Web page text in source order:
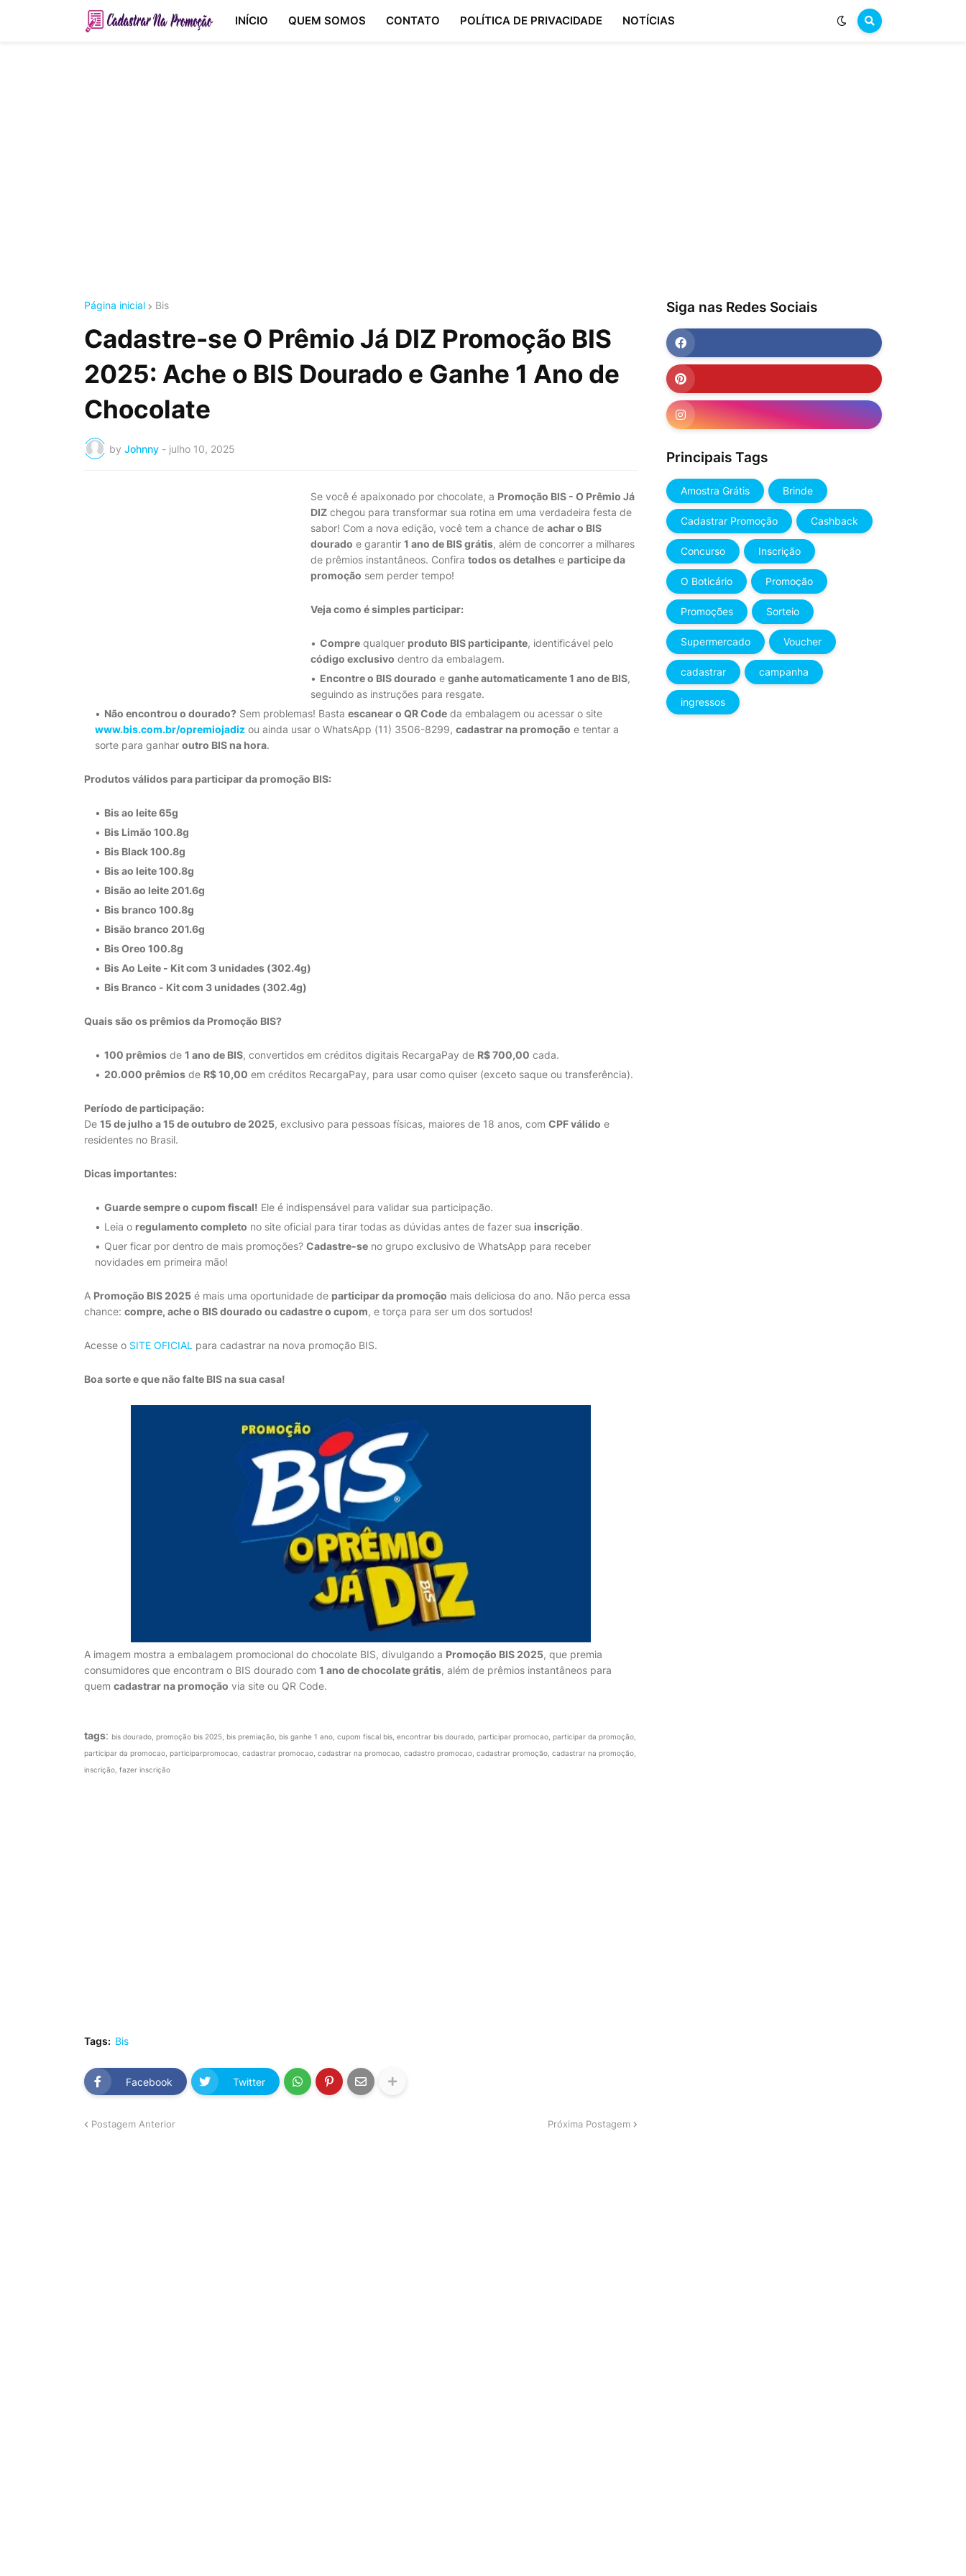
INÍCIO QUEM SOMOS CONTATO POLÍTICA DE PRIVACIDADE NOTÍCIAS
Página inicial Bis
Cadastre-se O Prêmio Já DIZ Promoção BIS
2025: Ache o BIS Dourado e Ganhe 1 Ano de
Chocolate
by Johnny - julho 10, 2025
Se você é apaixonado por chocolate, a Promoção BIS - O Prêmio Já
DIZ chegou para transformar sua rotina em uma verdadeira festa de
sabor! Com a nova edição, você tem a chance de achar o BIS
dourado e garantir 1 ano de BIS grátis, além de concorrer a milhares
de prêmios instantâneos. Confira todos os detalhes e participe da
promoção sem perder tempo!
Veja como é simples participar:
Compre qualquer produto BIS participante, identificável pelo
código exclusivo dentro da embalagem.
Encontre o BIS dourado e ganhe automaticamente 1 ano de BIS,
seguindo as instruções para resgate.
Não encontrou o dourado? Sem problemas! Basta escanear o QR Code da embalagem ou acessar o site
www.bis.com.br/opremiojadiz ou ainda usar o WhatsApp (11) 3506-8299, cadastrar na promoção e tentar a
sorte para ganhar outro BIS na hora.
Produtos válidos para participar da promoção BIS:
Bis ao leite 65g
Bis Limão 100.8g
Bis Black 100.8g
Bis ao leite 100.8g
Bisão ao leite 201.6g
Bis branco 100.8g
Bisão branco 201.6g
Bis Oreo 100.8g
Bis Ao Leite - Kit com 3 unidades (302.4g)
Bis Branco - Kit com 3 unidades (302.4g)
Quais são os prêmios da Promoção BIS?
100 prêmios de 1 ano de BIS, convertidos em créditos digitais RecargaPay de R$ 700,00 cada.
20.000 prêmios de R$ 10,00 em créditos RecargaPay, para usar como quiser (exceto saque ou transferência).
Período de participação:
De 15 de julho a 15 de outubro de 2025, exclusivo para pessoas físicas, maiores de 18 anos, com CPF válido e
residentes no Brasil.
Dicas importantes:
Guarde sempre o cupom fiscal! Ele é indispensável para validar sua participação.
Leia o regulamento completo no site oficial para tirar todas as dúvidas antes de fazer sua inscrição.
Quer ficar por dentro de mais promoções? Cadastre-se no grupo exclusivo de WhatsApp para receber
novidades em primeira mão!
A Promoção BIS 2025 é mais uma oportunidade de participar da promoção mais deliciosa do ano. Não perca essa
chance: compre, ache o BIS dourado ou cadastre o cupom, e torça para ser um dos sortudos!
Acesse o SITE OFICIAL para cadastrar na nova promoção BIS.
Boa sorte e que não falte BIS na sua casa!
A imagem mostra a embalagem promocional do chocolate BIS, divulgando a Promoção BIS 2025, que premia
consumidores que encontram o BIS dourado com 1 ano de chocolate grátis, além de prêmios instantâneos para
quem cadastrar na promoção via site ou QR Code.
tags: bis dourado, promoção bis 2025, bis premiação, bis ganhe 1 ano, cupom fiscal bis, encontrar bis dourado, participar promocao, participar da promoção,
participar da promocao, participarpromocao, cadastrar promocao, cadastrar na promocao, cadastro promocao, cadastrar promoção, cadastrar na promoção,
inscrição, fazer inscrição
Tags: Bis
Facebook Twitter
Postagem Anterior Próxima Postagem
Siga nas Redes Sociais
Principais Tags
Amostra Grátis Brinde
Cadastrar Promoção Cashback
Concurso Inscrição
O Boticário Promoção
Promoções Sorteio
Supermercado Voucher
cadastrar campanha
ingressos